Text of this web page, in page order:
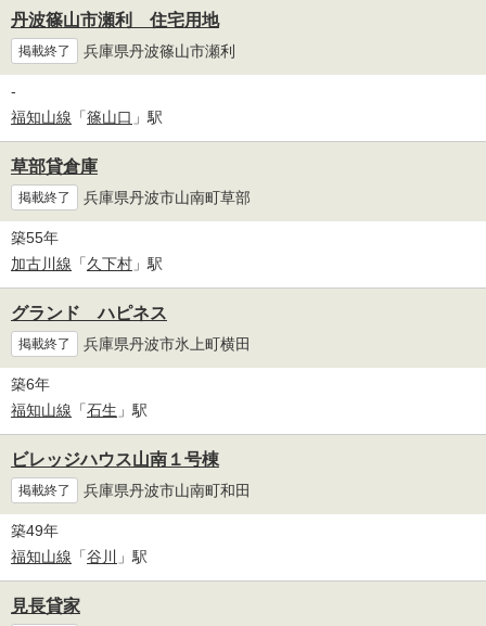
丹波篠山市瀬利 住宅用地
掲載終了 兵庫県丹波篠山市瀬利
-
福知山線 「篠山口 」駅
草部貸倉庫
掲載終了 兵庫県丹波市山南町草部
築55年
加古川線 「久下村 」駅
グランド ハピネス
掲載終了 兵庫県丹波市氷上町横田
築6年
福知山線 「石生 」駅
ビレッジハウス山南１号棟
掲載終了 兵庫県丹波市山南町和田
築49年
福知山線 「谷川 」駅
見長貸家